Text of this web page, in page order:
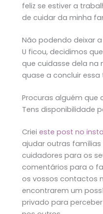
feliz se estiver a
de cuidar da minha
Não podendo deixar
U ficou, decidimos
que cuidasse dela na
quase a concluir essa
Procuras alguém que
Tens disponibilidade
Criei este post no
ajudar outras
cuidadores para os
comentários para o
os vossos contactos
encontrarem um
privado para